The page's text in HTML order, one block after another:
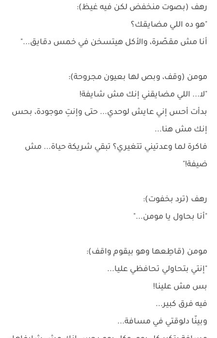
رهف (بصوت منخفض لكن فيه غيظ):
"هو ده اللي مضايقك؟
أنا مش مقصّرة، والأكل هيتسخن في خمس دقايق..."
مومن (وقف، وبص لها بعيون مجروحة):
"لا... اللي مضايقني إنك مش شايفة!
بدأت أحس إني عايش لوحدي... حتى وإنتِ موجودة، بحس
إنك مش هنا...
فاكرة لما وعدتيني تتغيري؟ تبقي شريكة حياة... مش
ضيفة!"
رهف (ترد بخفوت):
"أنا بحاول يا مومن..."
مومن (قاطِعها وهو بيقوم واقف):
"إنتي بتحاولي تحافظي عليا...
بس مش علينا!
فيه فرق كبير...
وبينّا دلوقتي في مسافة...